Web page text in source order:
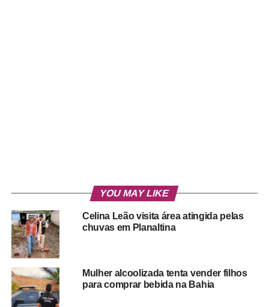
YOU MAY LIKE
Celina Leão visita área atingida pelas
chuvas em Planaltina
Mulher alcoolizada tenta vender filhos
para comprar bebida na Bahia